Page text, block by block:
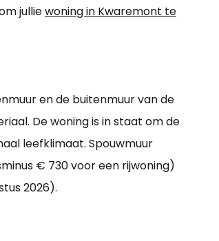
julliewoning in Kwaremont te
en de buitenmuur van de
De woning is in staat om de
leefklimaat. Spouwmuur
€ 730 voor een rijwoning)
2026).